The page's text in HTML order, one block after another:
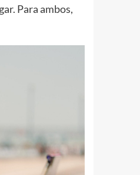
Para ambos,